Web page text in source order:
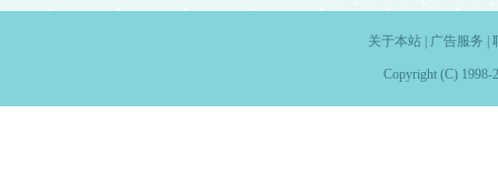
关于本站| 广告服务
Copyright (C) 1998-